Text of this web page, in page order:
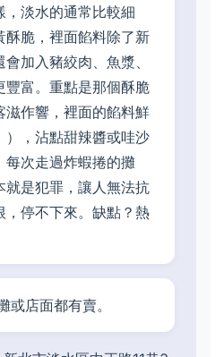
，淡水的通常比較細
酥脆，裡面餡料除了新
加入豬絞肉、魚漿、
豐富。重點是那個酥脆
滋作響，裡面的餡料鮮
），沾點甜辣醬或哇沙
每次走過炸蝦捲的攤
就是犯罪，讓人無法抗
，停不下來。缺點？熱
或店面都有賣。